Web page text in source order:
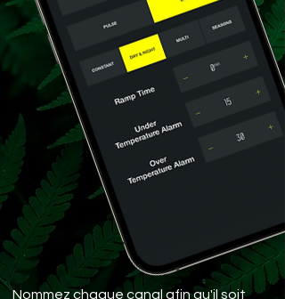
Nommez chaque canal afin qu'il soit